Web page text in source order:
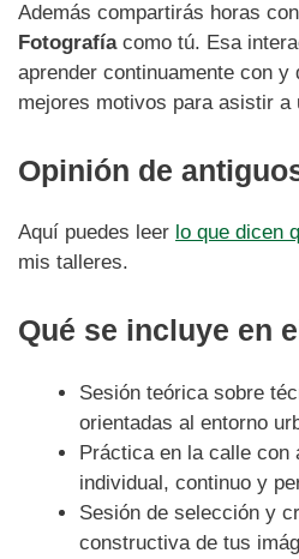
Además compartirás horas
Fotografíacomo tú. Esa
aprender continuamente con y
mejores motivos para asistir a
Opinión de
Aquí puedes leer lo que dicen
mis talleres.
Qué se incluye en
Sesión teórica sobre
orientadas al entorno
Práctica en la calle con
individual, continuo y
Sesión de selección y
constructiva de tus